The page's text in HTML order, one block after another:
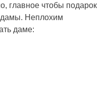
главное чтобы подарок
Неплохим
даме: